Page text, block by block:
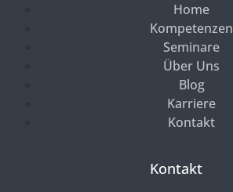
Home
Kompetenzen
Seminare
Über Uns
Blog
Karriere
Kontakt
Kontakt